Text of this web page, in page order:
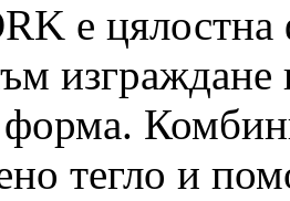
е цялостна
тегло и